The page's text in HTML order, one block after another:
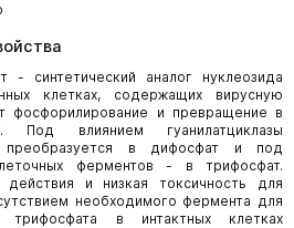
- синтетический аналог нуклеозида
клетках, содержащих вирусную
фосфорилирование и превращение в
Под влиянием гуанилатциклазы
преобразуется в дифосфат и под
ферментов - в трифосфат.
действия и низкая токсичность для
необходимого фермента для
трифосфата в интактных клетках